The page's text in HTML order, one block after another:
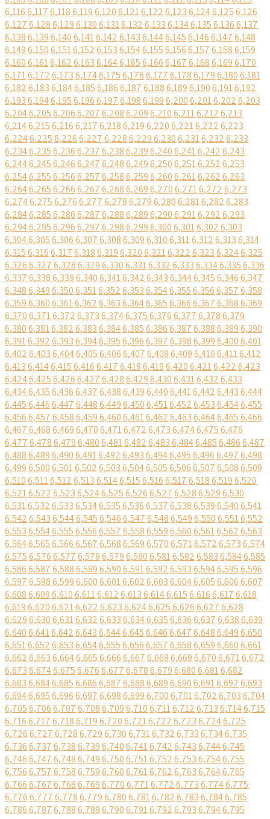
6,1166,1176,1186,1196,1206,1216,1226,1236,1246,1256,126
6,1276,1286,1296,1306,1316,1326,1336,1346,1356,1366,137
6,1386,1396,1406,1416,1426,1436,1446,1456,1466,1476,148
6,1496,1506,1516,1526,1536,1546,1556,1566,1576,1586,159
6,1606,1616,1626,1636,1646,1656,1666,1676,1686,1696,170
6,1716,1726,1736,1746,1756,1766,1776,1786,1796,1806,181
6,1826,1836,1846,1856,1866,1876,1886,1896,1906,1916,192
6,1936,1946,1956,1966,1976,1986,1996,2006,2016,2026,203
6,2046,2056,2066,2076,2086,2096,2106,2116,2126,213
6,2146,2156,2166,2176,2186,2196,2206,2216,2226,223
6,2246,2256,2266,2276,2286,2296,2306,2316,2326,233
6,2346,2356,2366,2376,2386,2396,2406,2416,2426,243
6,2446,2456,2466,2476,2486,2496,2506,2516,2526,253
6,2546,2556,2566,2576,2586,2596,2606,2616,2626,263
6,2646,2656,2666,2676,2686,2696,2706,2716,2726,273
6,2746,2756,2766,2776,2786,2796,2806,2816,2826,283
6,2846,2856,2866,2876,2886,2896,2906,2916,2926,293
6,2946,2956,2966,2976,2986,2996,3006,3016,3026,303
6,3046,3056,3066,3076,3086,3096,3106,3116,3126,3136,314
6,3156,3166,3176,3186,3196,3206,3216,3226,3236,3246,325
6,3266,3276,3286,3296,3306,3316,3326,3336,3346,3356,336
6,3376,3386,3396,3406,3416,3426,3436,3446,3456,3466,347
6,3486,3496,3506,3516,3526,3536,3546,3556,3566,3576,358
6,3596,3606,3616,3626,3636,3646,3656,3666,3676,3686,369
6,3706,3716,3726,3736,3746,3756,3766,3776,3786,379
6,3806,3816,3826,3836,3846,3856,3866,3876,3886,3896,390
6,3916,3926,3936,3946,3956,3966,3976,3986,3996,4006,401
6,4026,4036,4046,4056,4066,4076,4086,4096,4106,4116,412
6,4136,4146,4156,4166,4176,4186,4196,4206,4216,4226,423
6,4246,4256,4266,4276,4286,4296,4306,4316,4326,433
6,4346,4356,4366,4376,4386,4396,4406,4416,4426,4436,444
6,4456,4466,4476,4486,4496,4506,4516,4526,4536,4546,455
6,4566,4576,4586,4596,4606,4616,4626,4636,4646,4656,466
6,4676,4686,4696,4706,4716,4726,4736,4746,4756,476
6,4776,4786,4796,4806,4816,4826,4836,4846,4856,4866,487
6,4886,4896,4906,4916,4926,4936,4946,4956,4966,4976,498
6,4996,5006,5016,5026,5036,5046,5056,5066,5076,5086,509
6,5106,5116,5126,5136,5146,5156,5166,5176,5186,5196,520
6,5216,5226,5236,5246,5256,5266,5276,5286,5296,530
6,5316,5326,5336,5346,5356,5366,5376,5386,5396,5406,541
6,5426,5436,5446,5456,5466,5476,5486,5496,5506,5516,552
6,5536,5546,5556,5566,5576,5586,5596,5606,5616,5626,563
6,5646,5656,5666,5676,5686,5696,5706,5716,5726,5736,574
6,5756,5766,5776,5786,5796,5806,5816,5826,5836,5846,585
6,5866,5876,5886,5896,5906,5916,5926,5936,5946,5956,596
6,5976,5986,5996,6006,6016,6026,6036,6046,6056,6066,607
6,6086,6096,6106,6116,6126,6136,6146,6156,6166,6176,618
6,6196,6206,6216,6226,6236,6246,6256,6266,6276,628
6,6296,6306,6316,6326,6336,6346,6356,6366,6376,6386,639
6,6406,6416,6426,6436,6446,6456,6466,6476,6486,6496,650
6,6516,6526,6536,6546,6556,6566,6576,6586,6596,6606,661
6,6626,6636,6646,6656,6666,6676,6686,6696,6706,6716,672
6,6736,6746,6756,6766,6776,6786,6796,6806,6816,682
6,6836,6846,6856,6866,6876,6886,6896,6906,6916,6926,693
6,6946,6956,6966,6976,6986,6996,7006,7016,7026,7036,704
6,7056,7066,7076,7086,7096,7106,7116,7126,7136,7146,715
6,7166,7176,7186,7196,7206,7216,7226,7236,7246,725
6,7266,7276,7286,7296,7306,7316,7326,7336,7346,735
6,7366,7376,7386,7396,7406,7416,7426,7436,7446,745
6,7466,7476,7486,7496,7506,7516,7526,7536,7546,755
6,7566,7576,7586,7596,7606,7616,7626,7636,7646,765
6,7666,7676,7686,7696,7706,7716,7726,7736,7746,775
6,7766,7776,7786,7796,7806,7816,7826,7836,7846,785
6,7866,7876,7886,7896,7906,7916,7926,7936,7946,795